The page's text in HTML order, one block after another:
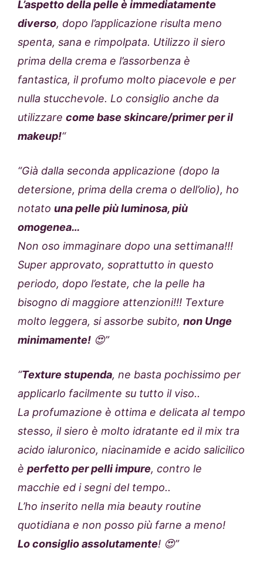
L’aspetto della pelle è immediatamente
diverso, dopo l’applicazione risulta meno
spenta, sana e rimpolpata. Utilizzo il siero
prima della crema e l’assorbenza è
fantastica, il profumo molto piacevole e per
nulla stucchevole. Lo consiglio anche da
utilizzare come base skincare/primer per il
makeup!“
“Già dalla seconda applicazione (dopo la
detersione, prima della crema o dell’olio), ho
notato una pelle più luminosa, più
omogenea…
Non oso immaginare dopo una settimana!!!
Super approvato, soprattutto in questo
periodo, dopo l’estate, che la pelle ha
bisogno di maggiore attenzioni!!! Texture
molto leggera, si assorbe subito, non Unge
minimamente! 😍”
“Texture stupenda, ne basta pochissimo per
applicarlo facilmente su tutto il viso..
La profumazione è ottima e delicata al tempo
stesso, il siero è molto idratante ed il mix tra
acido ialuronico, niacinamide e acido salicilico
è perfetto per pelli impure, contro le
macchie ed i segni del tempo..
L’ho inserito nella mia beauty routine
quotidiana e non posso più farne a meno!
Lo consiglio assolutamente! 😍”